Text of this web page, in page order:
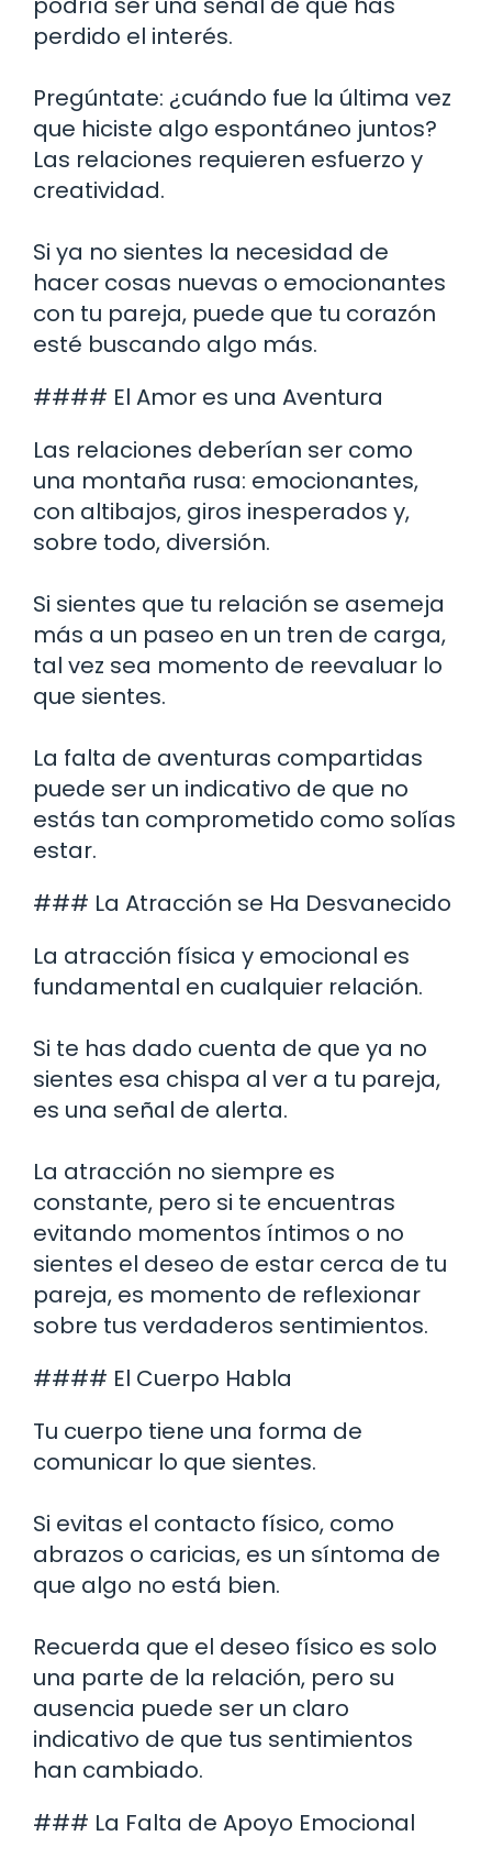
perdido el interés.
Pregúntate: ¿cuándo fue la última vez
que hiciste algo espontáneo juntos?
Las relaciones requieren esfuerzo y
creatividad.
Si ya no sientes la necesidad de
hacer cosas nuevas o emocionantes
con tu pareja, puede que tu corazón
esté buscando algo más.
#### El Amor es una Aventura
Las relaciones deberían ser como
una montaña rusa: emocionantes,
con altibajos, giros inesperados y,
sobre todo, diversión.
Si sientes que tu relación se asemeja
más a un paseo en un tren de carga,
tal vez sea momento de reevaluar lo
que sientes.
La falta de aventuras compartidas
puede ser un indicativo de que no
estás tan comprometido como solías
estar.
### La Atracción se Ha Desvanecido
La atracción física y emocional es
fundamental en cualquier relación.
Si te has dado cuenta de que ya no
sientes esa chispa al ver a tu pareja,
es una señal de alerta.
La atracción no siempre es
constante, pero si te encuentras
evitando momentos íntimos o no
sientes el deseo de estar cerca de tu
pareja, es momento de reflexionar
sobre tus verdaderos sentimientos.
#### El Cuerpo Habla
Tu cuerpo tiene una forma de
comunicar lo que sientes.
Si evitas el contacto físico, como
abrazos o caricias, es un síntoma de
que algo no está bien.
Recuerda que el deseo físico es solo
una parte de la relación, pero su
ausencia puede ser un claro
indicativo de que tus sentimientos
han cambiado.
### La Falta de Apoyo Emocional